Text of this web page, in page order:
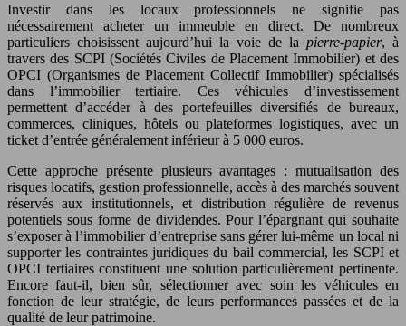
Investir dans les locaux professionnels ne signifie pas
nécessairement acheter un immeuble en direct. De nombreux
particuliers choisissent aujourd’hui la voie de la pierre-papier, à
travers des SCPI (Sociétés Civiles de Placement Immobilier) et des
OPCI (Organismes de Placement Collectif Immobilier) spécialisés
dans l’immobilier tertiaire. Ces véhicules d’investissement
permettent d’accéder à des portefeuilles diversifiés de bureaux,
commerces, cliniques, hôtels ou plateformes logistiques, avec un
ticket d’entrée généralement inférieur à 5 000 euros.
Cette approche présente plusieurs avantages : mutualisation des
risques locatifs, gestion professionnelle, accès à des marchés souvent
réservés aux institutionnels, et distribution régulière de revenus
potentiels sous forme de dividendes. Pour l’épargnant qui souhaite
s’exposer à l’immobilier d’entreprise sans gérer lui-même un local ni
supporter les contraintes juridiques du bail commercial, les SCPI et
OPCI tertiaires constituent une solution particulièrement pertinente.
Encore faut-il, bien sûr, sélectionner avec soin les véhicules en
fonction de leur stratégie, de leurs performances passées et de la
qualité de leur patrimoine.